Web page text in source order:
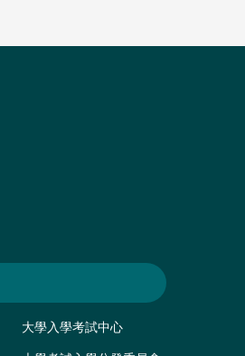
大學入學考試中心